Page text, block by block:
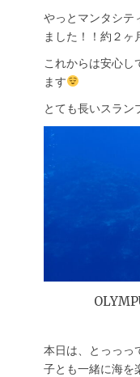
やっとマンタシテ
ました！！約２ヶ
これからは安心し
ます
とても長いスラン
本日は、とっっっ
子とも一緒に海を